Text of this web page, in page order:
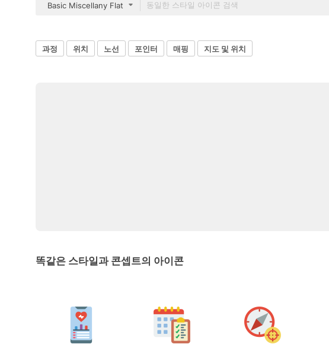
Basic Miscellany Flat
과정 위치 노선 포인터 매핑 지도 및 위치
똑같은 스타일과 콘셉트의 아이콘